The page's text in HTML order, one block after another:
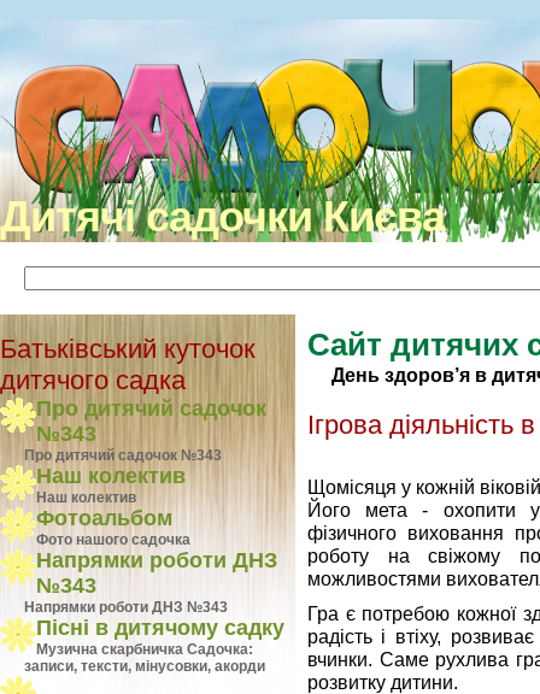
Дитячі садочки Києва
Батьківський куточок
дитячого садка
Про дитячий садочок
№343
Про дитячий садочок №343
Наш колектив
Наш колектив
Фотоальбом
Фото нашого садочка
Напрямки роботи ДНЗ
№343
Напрямки роботи ДНЗ №343
Пісні в дитячому садку
Музична скарбничка Садочка:
записи, тексти, мінусовки, акорди
Сайт дитячих
День здоров’я в
Ігрова діяльність
Щомісяця у кожній
Його мета - охопити
фізичного виховання
роботу на свіжому
можливостями
Гра є потребою кожної
радість і втіху,
вчинки. Саме рухлива
розвитку дитини.